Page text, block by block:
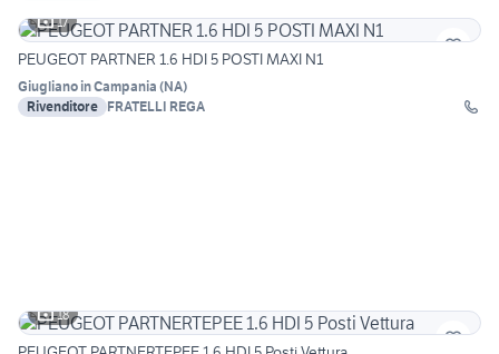
17
PEUGEOT PARTNER 1.6 HDI 5 POSTI MAXI N1
Giugliano in Campania (NA)
Rivenditore FRATELLI REGA
18